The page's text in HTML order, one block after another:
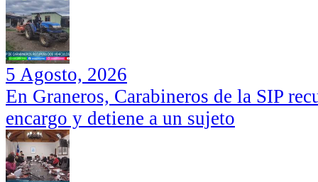
5 Agosto, 2026
En Graneros, Carabineros de la SIP
encargo y detiene a un sujeto